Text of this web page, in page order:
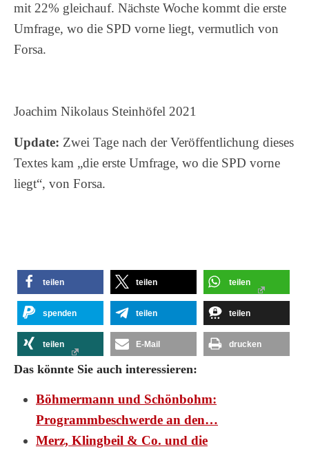
mit 22% gleichauf. Nächste Woche kommt die erste
Umfrage, wo die SPD vorne liegt, vermutlich von
Forsa.
Joachim Nikolaus Steinhöfel 2021
Update: Zwei Tage nach der Veröffentlichung dieses
Textes kam „die erste Umfrage, wo die SPD vorne
liegt“, von Forsa.
teilen teilen teilen
spenden teilen teilen
teilen E-Mail drucken
Das könnte Sie auch interessieren:
Böhmermann und Schönbohm:
Programmbeschwerde an den…
Merz, Klingbeil & Co. und die